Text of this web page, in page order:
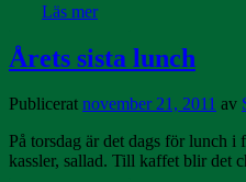
Läs mer
Årets sista lunch
Publicerat november 21, 2011 av
På torsdag är det dags för lunch
kassler, sallad. Till kaffet blir det